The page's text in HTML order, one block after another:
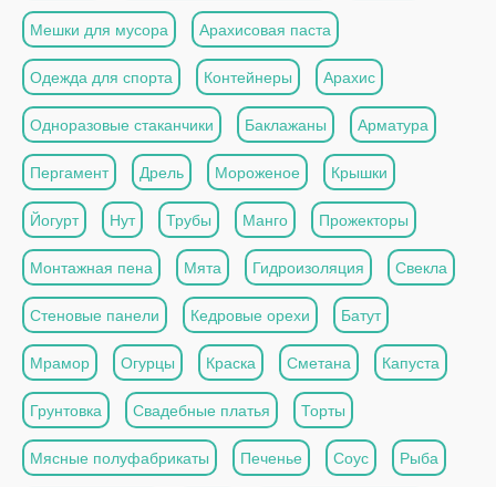
Мешки для мусора Арахисовая паста
Одежда для спорта Контейнеры Арахис
Одноразовые стаканчики Баклажаны Арматура
Пергамент Дрель Мороженое Крышки
Йогурт Нут Трубы Манго Прожекторы
Монтажная пена Мята Гидроизоляция Свекла
Стеновые панели Кедровые орехи Батут
Мрамор Огурцы Краска Сметана Капуста
Грунтовка Свадебные платья Торты
Мясные полуфабрикаты Печенье Соус Рыба